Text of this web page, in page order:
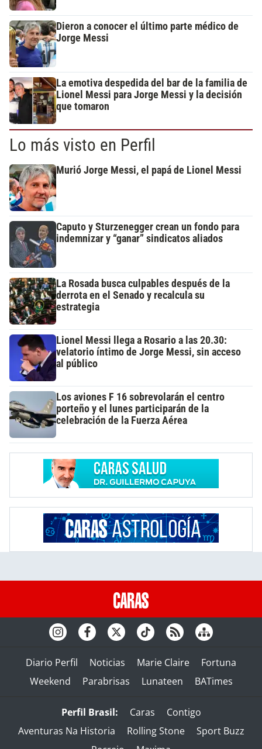
Dieron a conocer el último parte médico de
Jorge Messi
La emotiva despedida del bar de la familia de
Lionel Messi para Jorge Messi y la decisión
que tomaron
Lo más visto en Perfil
Murió Jorge Messi, el papá de Lionel Messi
Caputo y Sturzenegger crean un fondo para
indemnizar y “ganar” sindicatos aliados
La Rosada busca culpables después de la
derrota en el Senado y recalcula su
estrategia
Lionel Messi llega a Rosario a las 20.30:
velatorio íntimo de Jorge Messi, sin acceso
al público
Los aviones F 16 sobrevolarán el centro
porteño y el lunes participarán de la
celebración de la Fuerza Aérea
Diario Perfil Noticias Marie Claire
Fortuna
Weekend
Parabrisas Lunateen BATimes
Perfil Brasil: Caras
Contigo
Aventuras Na Historia
Rolling Stone
Sport Buzz